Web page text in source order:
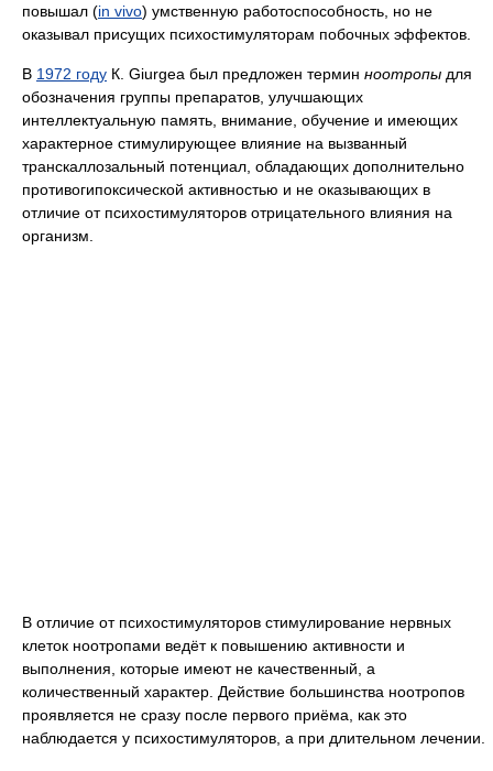
повышал (in vivo) умственную работоспособность, но не
оказывал присущих психостимуляторам побочных эффектов.
В 1972 году К. Giurgea был предложен термин ноотропы для
обозначения группы препаратов, улучшающих
интеллектуальную память, внимание, обучение и имеющих
характерное стимулирующее влияние на вызванный
транскаллозальный потенциал, обладающих дополнительно
противогипоксической активностью и не оказывающих в
отличие от психостимуляторов отрицательного влияния на
организм.
В отличие от психостимуляторов стимулирование нервных
клеток ноотропами ведёт к повышению активности и
выполнения, которые имеют не качественный, а
количественный характер. Действие большинства ноотропов
проявляется не сразу после первого приёма, как это
наблюдается у психостимуляторов, а при длительном лечении.